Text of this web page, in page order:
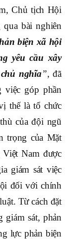
Chủ tịch Hội
bài nghiên
biện xã hội
yêu cầu xây
nghĩa”, đã
góp phần
thế là tổ chức
của đội ngũ
trọng của Mặt
Nam được
giám sát việc
đối với chính
Từ cách đặt
giám sát, phản
lực phản biện